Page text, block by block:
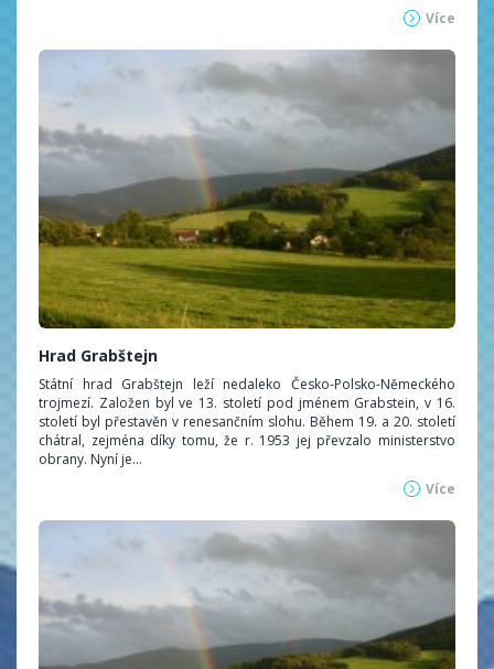
Více
Hrad Grabštejn
Státní hrad Grabštejn leží nedaleko Česko-Polsko-Německého
trojmezí. Založen byl ve 13. století pod jménem Grabstein, v 16.
století byl přestavěn v renesančním slohu. Během 19. a 20. století
chátral, zejména díky tomu, že r. 1953 jej převzalo ministerstvo
obrany. Nyní je...
Více